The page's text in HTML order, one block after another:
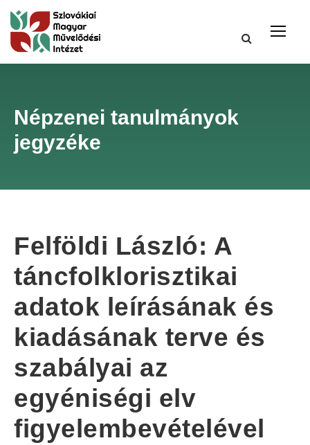
Népzenei tanulmányok
jegyzéke
Felföldi László: A
táncfolklorisztikai
adatok leírásának és
kiadásának terve és
szabályai az
egyéniségi elv
figyelembevételével